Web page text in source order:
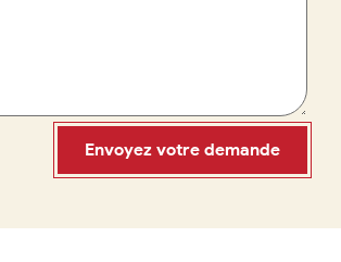
86 23 49 09
Envoyez votre demande